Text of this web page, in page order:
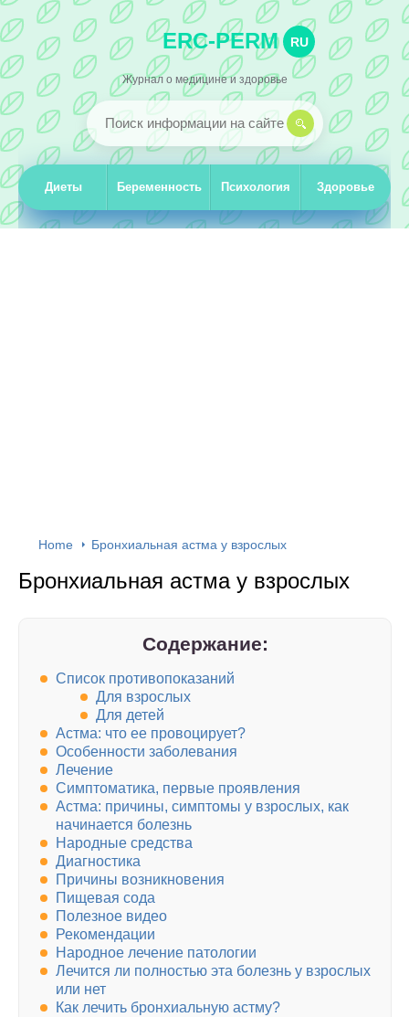
ERC-PERM RU
Журнал о медицине и здоровье
Диеты Беременность Психология Здоровье
Home Бронхиальная астма у взрослых
Бронхиальная астма у взрослых
Содержание:
Список противопоказаний
Для взрослых
Для детей
Астма: что ее провоцирует?
Особенности заболевания
Лечение
Симптоматика, первые проявления
Астма: причины, симптомы у взрослых, как
начинается болезнь
Народные средства
Диагностика
Причины возникновения
Пищевая сода
Полезное видео
Рекомендации
Народное лечение патологии
Лечится ли полностью эта болезнь у взрослых
или нет
Как лечить бронхиальную астму?